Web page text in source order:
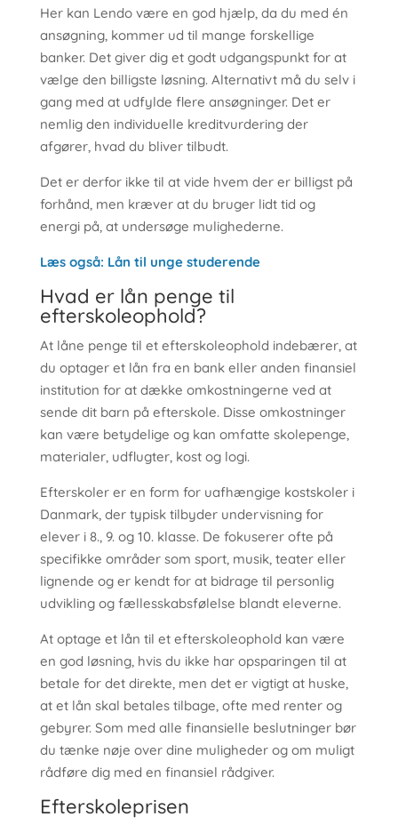
Her kan Lendo være en god hjælp, da du med én
ansøgning, kommer ud til mange forskellige
banker. Det giver dig et godt udgangspunkt for at
vælge den billigste løsning. Alternativt må du selv i
gang med at udfylde flere ansøgninger. Det er
nemlig den individuelle kreditvurdering der
afgører, hvad du bliver tilbudt.
Det er derfor ikke til at vide hvem der er billigst på
forhånd, men kræver at du bruger lidt tid og
energi på, at undersøge mulighederne.
Læs også: Lån til unge studerende
Hvad er lån penge til
efterskoleophold?
At låne penge til et efterskoleophold indebærer, at
du optager et lån fra en bank eller anden finansiel
institution for at dække omkostningerne ved at
sende dit barn på efterskole. Disse omkostninger
kan være betydelige og kan omfatte skolepenge,
materialer, udflugter, kost og logi.
Efterskoler er en form for uafhængige kostskoler i
Danmark, der typisk tilbyder undervisning for
elever i 8., 9. og 10. klasse. De fokuserer ofte på
specifikke områder som sport, musik, teater eller
lignende og er kendt for at bidrage til personlig
udvikling og fællesskabsfølelse blandt eleverne.
At optage et lån til et efterskoleophold kan være
en god løsning, hvis du ikke har opsparingen til at
betale for det direkte, men det er vigtigt at huske,
at et lån skal betales tilbage, ofte med renter og
gebyrer. Som med alle finansielle beslutninger bør
du tænke nøje over dine muligheder og om muligt
rådføre dig med en finansiel rådgiver.
Efterskoleprisen